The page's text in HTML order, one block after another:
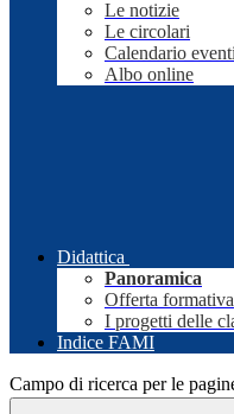
Le notizie
Le circolari
Calendario eventi
Albo online
Didattica
Panoramica
Offerta formativa
I progetti delle
Indice FAMI
Campo di ricerca per le